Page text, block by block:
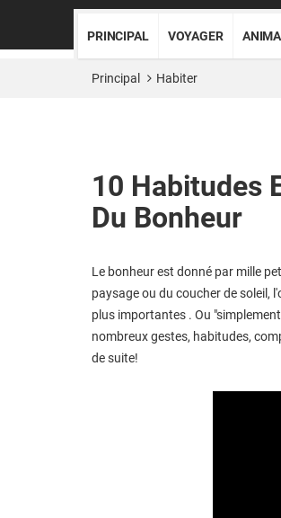
PRINCIPAL VOYAGER
Principal Habiter
10 Habitudes
Du Bonheur
Le bonheur est donné par mille
paysage ou du coucher de soleil,
plus importantes . Ou
nombreux gestes, habitudes,
de suite!